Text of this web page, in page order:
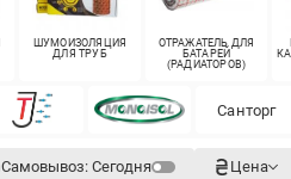
ШУМОИЗОЛЯЦИЯ
ДЛЯ ТРУБ
ОТРАЖАТЕЛЬ ДЛЯ
БАТАРЕЙ
(РАДИАТОРОВ)
Санторг
Самовывоз: Сегодня Цена